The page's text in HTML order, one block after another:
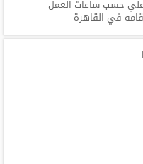
في القاهرة